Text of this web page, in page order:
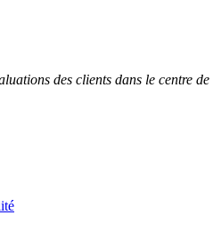
des clients dans le centre de